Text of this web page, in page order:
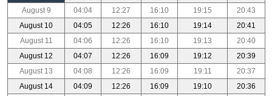
August 9
04:04 12:27 16:10 19:15
20:43
August 10
04:05 12:26 16:10 19:14
20:41
August 11
04:06 12:26 16:10 19:13
20:40
August 12
04:07 12:26 16:09 19:12
20:39
August 13
04:08 12:26 16:09 19:11
20:37
August 14
04:09 12:26 16:09 19:10
20:36